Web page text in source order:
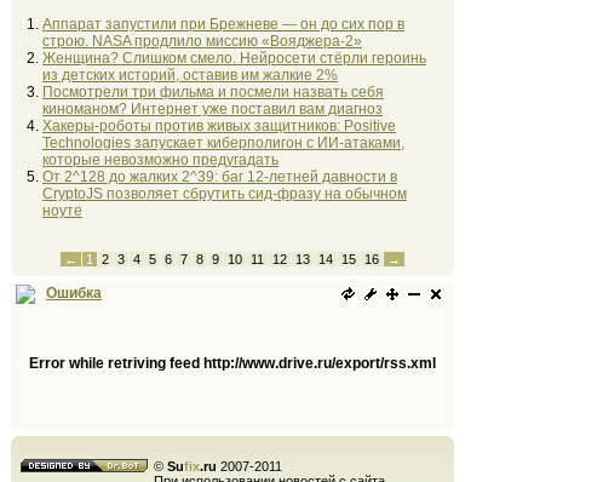
Аппарат запустили при Брежневе — он до сих пор в
строю. NASA продлило миссию «Вояджера-2»
Женщина? Слишком смело. Нейросети стёрли героинь
из детских историй, оставив им жалкие 2%
Посмотрели три фильма и посмели назвать себя
киноманом? Интернет уже поставил вам диагноз
Хакеры-роботы против живых защитников: Positive
Technologies запускает киберполигон с ИИ-атаками,
которые невозможно предугадать
От 2^128 до жалких 2^39: баг 12-летней давности в
CryptoJS позволяет сбрутить сид-фразу на обычном
ноуте
← 1 2 3 4 5 6 7 8 9 10 11 12 13 14 15 16 →
Ошибка
Error while retriving feed http://www.drive.ru/export/rss.xml
© Sufix.ru 2007-2011